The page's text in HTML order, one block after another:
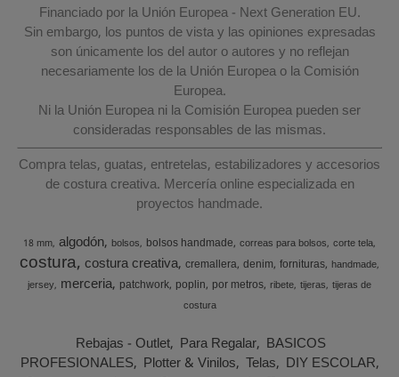
Financiado por la Unión Europea - Next Generation EU.
Sin embargo, los puntos de vista y las opiniones expresadas
son únicamente los del autor o autores y no reflejan
necesariamente los de la Unión Europea o la Comisión
Europea.
Ni la Unión Europea ni la Comisión Europea pueden ser
consideradas responsables de las mismas.
Compra telas, guatas, entretelas, estabilizadores y accesorios
de costura creativa. Mercería online especializada en
proyectos handmade.
18 mm algodón bolsos bolsos handmade correas para bolsos corte tela
costura costura creativa cremallera denim fornituras handmade
jersey merceria patchwork poplin por metros ribete tijeras tijeras de
costura
Rebajas - Outlet Para Regalar BASICOS
PROFESIONALES Plotter & Vinilos Telas DIY ESCOLAR